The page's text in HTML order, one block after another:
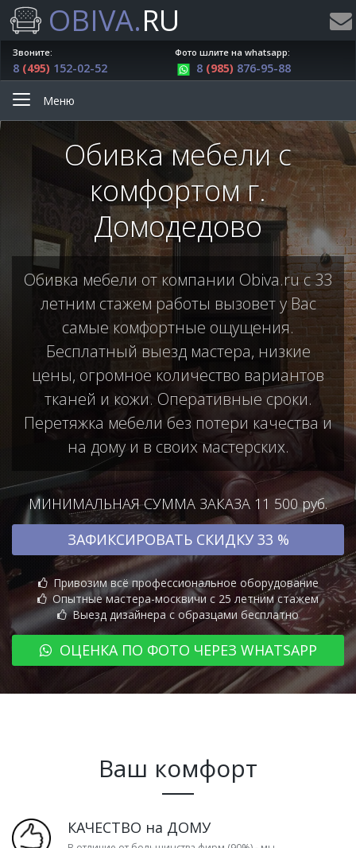
OBIVA.RU
Звоните:
8 (495) 152-02-52
Фото шлите на whatsapp:
8 (985) 876-95-88
Меню
Обивка мебели с
комфортом г.
Домодедово
Обивка мебели от компании Obiva.ru с 33
летним стажем работы вызовет у Вас
самые комфортные ощущения.
Бесплатный выезд мастера, низкие
цены, огромное количество вариантов
тканей и кожи. Оперативные сроки.
Перетяжка мебели без потери качества и
на дому и в своих мастерских.
МИНИМАЛЬНАЯ СУММА ЗАКАЗА 11 500 руб.
ЗАФИКСИРОВАТЬ СКИДКУ 33 %
Привозим всё профессиональное оборудование
Опытные мастера-москвичи с 25 летним стажем
Выезд дизайнера с образцами бесплатно
ОЦЕНКА ПО ФОТО ЧЕРЕЗ WHATSAPP
Ваш комфорт
КАЧЕСТВО на ДОМУ